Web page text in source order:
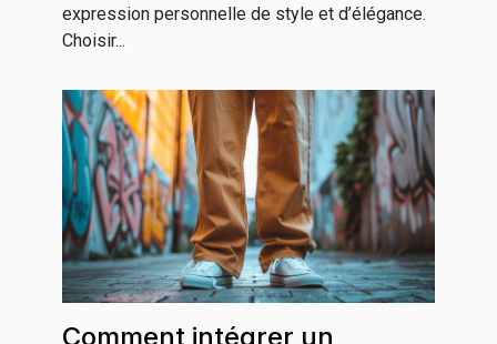
expression personnelle de style et d’élégance.
Choisir...
Comment intégrer un